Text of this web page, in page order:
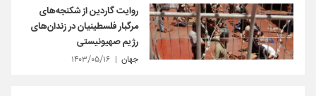
روایت گاردین از شکنجه‌های
مرگبار فلسطینیان در زندان‌های
رژیم صهیونیستی
جهان ۱۴۰۳/۰۵/۱۶